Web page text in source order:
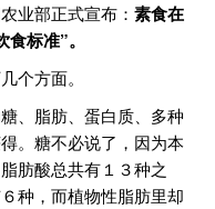
业部正式宣布： 素食在
标准”。
个方面。
、脂肪、蛋白质、多种
。糖不必说了，因为本
肪酸总共有１３种之
种，而植物性脂肪里却